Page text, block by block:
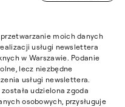
moich danych
usługi newslettera
w Warszawie. Podanie
lecz niezbędne
usługi newslettera.
udzielona zgoda
osobowych, przysługuje